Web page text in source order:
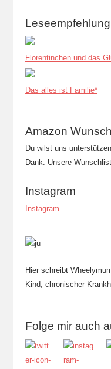
Leseempfehlung
Florentinchen und das
Das alles ist Familie*
Amazon
Du wilst uns
Dank. Unsere
Instagram
Instagram
Hier schreibt
Kind, chronischer
Folge mir auch